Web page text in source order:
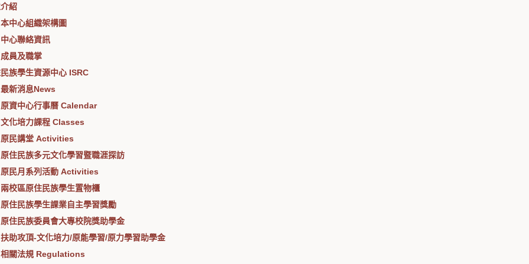
紹
本中心組織架構圖
中心聯絡資訊
成員及職掌
族學生資源中心 ISRC
最新消息News
原資中心行事曆 Calendar
文化培力課程 Classes
原民講堂 Activities
原住民族多元文化學習暨職涯探訪
原民月系列活動 Activities
兩校區原住民族學生置物櫃
原住民族學生課業自主學習獎勵
原住民族委員會大專校院獎助學金
扶助攻頂-文化培力/原能學習/原力學習助學金
相關法規 Regulations